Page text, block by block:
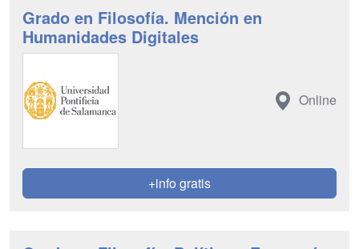
Grado en Filosofía. Mención en
Humanidades Digitales
Online
+info gratis